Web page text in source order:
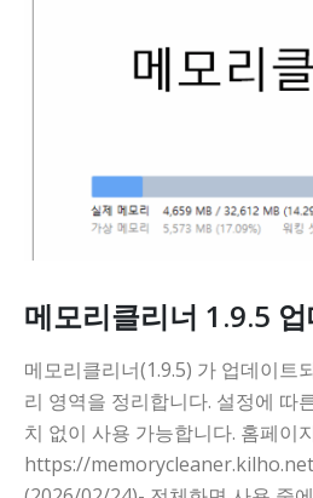
메모리클리너 1.9.5
메모리클리너(1.9.5) 가 업데이트
리 영역을 정리합니다. 설정에 따
치 없이 사용 가능합니다. 홈페이
https://memorycleaner.kilho.net